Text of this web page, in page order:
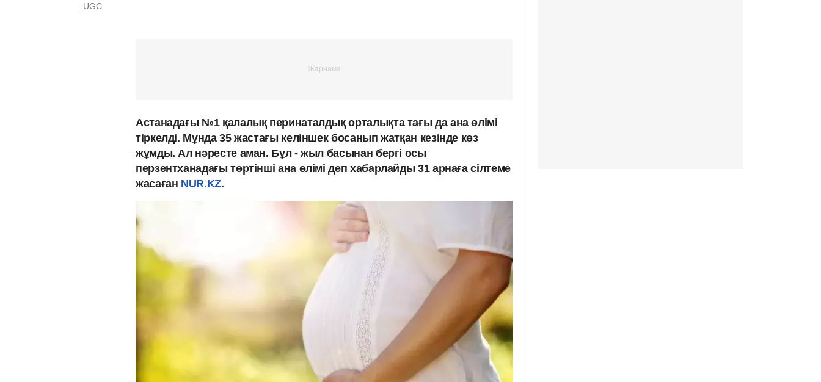
: UGC
Астанадағы №1 қалалық перинаталдық орталықта тағы да ана өлімі
тіркелді. Мұнда 35 жастағы келіншек босанып жатқан кезінде көз
жұмды. Ал нәресте аман. Бұл - жыл басынан бергі осы
перзентханадағы төртінші ана өлімі деп хабарлайды 31 арнаға сілтеме
жасаған NUR.KZ.